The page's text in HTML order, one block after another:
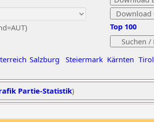
Salzburg Steiermark Kärnten Tirol
Top 100
Partie-Statistik)